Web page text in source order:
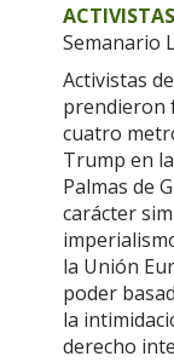
Semanario
ACTIVISTAS
Activistas
prendieron
cuatro
Trump en
Palmas de
carácter
la Unión
poder
la
derecho